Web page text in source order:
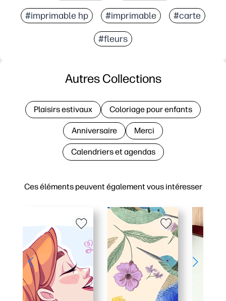
#imprimable hp #imprimable #carte
#fleurs
Ces éléments peuvent également vous intéresser
Autres Collections
Plaisirs estivaux Coloriage pour enfants
Anniversaire Merci
Calendriers et agendas